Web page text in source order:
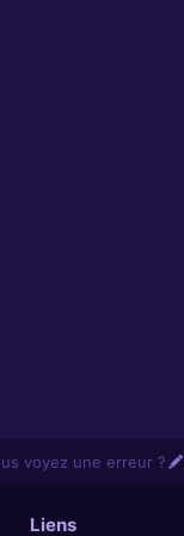
voyez une erreur ?
Liens